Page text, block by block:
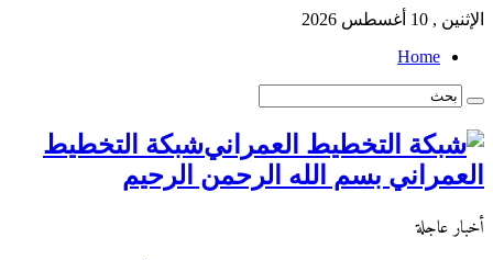
الإثنين , 10 أغسطس 2026
Home
شبكة التخطيط
العمراني بسم الله الرحمن الرحيم
أخبار عاجلة